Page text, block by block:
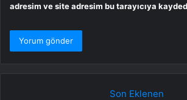
adresim ve site adresim bu tarayıcıya
Son Eklenen